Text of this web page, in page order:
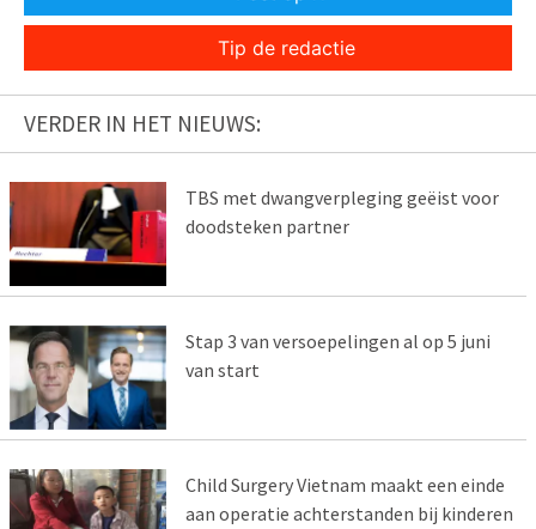
Tip de redactie
VERDER IN HET NIEUWS:
TBS met dwangverpleging geëist voor
doodsteken partner
Stap 3 van versoepelingen al op 5 juni
van start
Child Surgery Vietnam maakt een einde
aan operatie achterstanden bij kinderen